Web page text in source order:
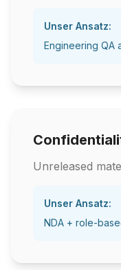
Unser Ansatz:
Engineering QA
Unreleased
Unser Ansatz:
NDA + role-